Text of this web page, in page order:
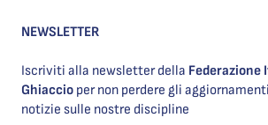
NEWSLETTER
Iscriviti alla newsletter della Federazione
Ghiaccio per non perdere gli
notizie sulle nostre discipline